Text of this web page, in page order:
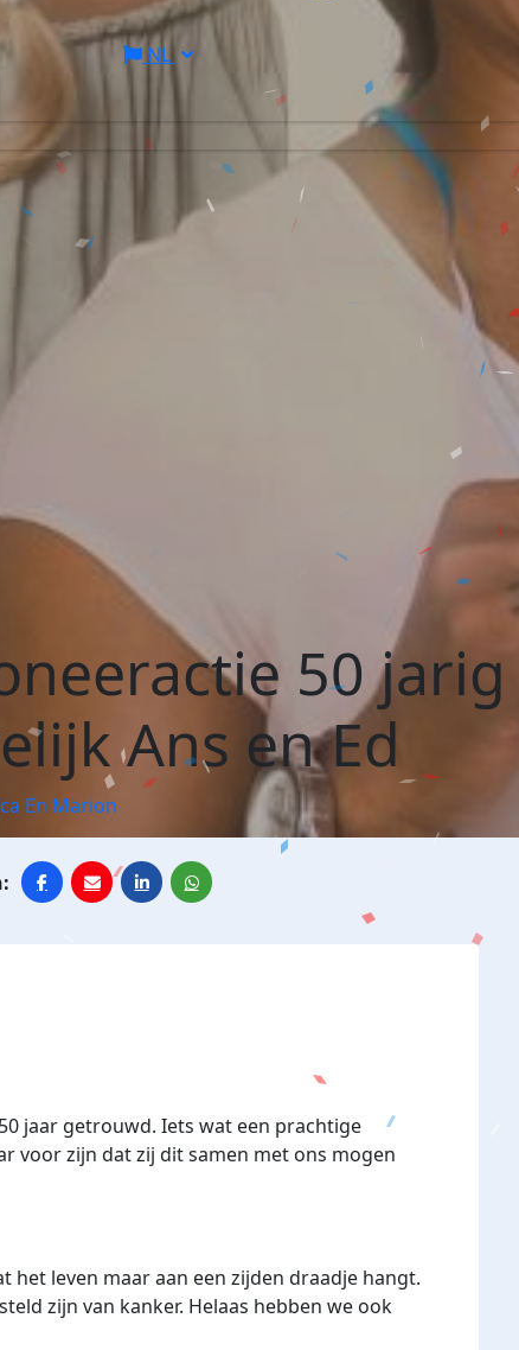
NL
50 jarig
Ans en Ed
En Marion
jaar getrouwd. Iets wat een prachtige
voor zijn dat zij dit samen met ons mogen
het leven maar aan een zijden draadje hangt.
zijn van kanker. Helaas hebben we ook